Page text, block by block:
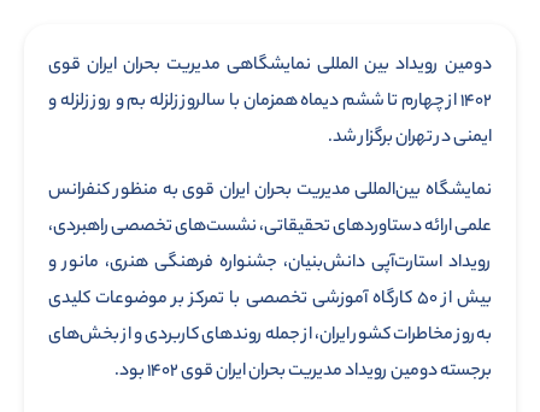
دومین رویداد بین المللی نمایشگاهی مدیریت بحران ایران قوی
۱۴۰۲ از چهارم تا ششم دیماه همزمان با سالروز زلزله بم و روز زلزله و
ایمنی در تهران برگزار شد.
نمایشگاه بین‌المللی مدیریت بحران ایران قوی به منظور کنفرانس
علمی ارائه دستاوردهای تحقیقاتی، نشست‌های تخصصی راهبردی،
رویداد استارت‌آپی دانش‌بنیان، جشنواره فرهنگی هنری، مانور و
بیش از ۵۰ کارگاه‌ آموزشی تخصصی با تمرکز بر موضوعات کلیدی
به‌روز مخاطرات کشور ایران، از جمله روندهای کاربردی و از بخش‌های
برجسته دومین رویداد مدیریت بحران ایران قوی ۱۴۰۲ بود.